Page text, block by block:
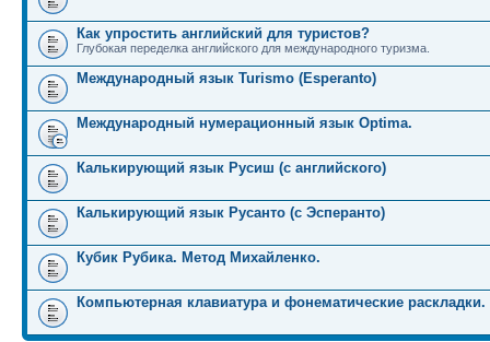
Как упростить английский для туристов?
Глубокая переделка английского для международного туризма.
Международный язык Turismo (Esperanto)
Международный нумерационный язык Optima.
Калькирующий язык Русиш (с английского)
Калькирующий язык Русанто (с Эсперанто)
Кубик Рубика. Метод Михайленко.
Компьютерная клавиатура и фонематические раскладки.